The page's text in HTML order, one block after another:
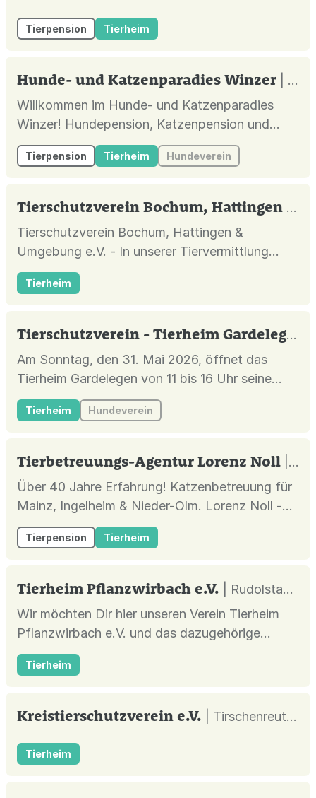
Tierpension Tierheim
Hunde- und Katzenparadies Winzer
Willkommen im Hunde- und Katzenparadies
Winzer! Hundepension, Katzenpension und
Freizeitangebote. Öffnungszeiten: Mo-Fr 9:00-
13:00, 15:00-19:00, Sa 10:00-13:00.
Tierpension Tierheim Hundeverein
Tierschutzverein Bochum, Hattingen und Umg.
Tierschutzverein Bochum, Hattingen &
Umgebung e.V. - In unserer Tiervermittlung
stellen wir Ihnen unsere Tiere vor, für die wir ein
gutes, neues Zuhause suchen.
Tierheim
Tierschutzverein - Tierheim Gardelegen e.V.
Am Sonntag, den 31. Mai 2026, öffnet das
Tierheim Gardelegen von 11 bis 16 Uhr seine
Türen und lädt alle Tierfreundinnen und
Tierfreunde herzlich ein, einen Blick hinter die
Führungen durch das Tierheim, informative
Infostände rund um Tier- und Artensc...
Tierheim Hundeverein
Tierbetreuungs-Agentur Lorenz Noll
Über 40 Jahre Erfahrung! Katzenbetreuung für
Mainz, Ingelheim & Nieder-Olm. Lorenz Noll -
Dein Katzensitter!
Tierpension Tierheim
Tierheim Pflanzwirbach e.V.
| Rudolstadt |
Wir möchten Dir hier unseren Verein Tierheim
Pflanzwirbach e.V. und das dazugehörige
Tierheim vorstellen. Hier leben Tiere, die ein
liebevolles Zuhause suchen.
Tierheim
Kreistierschutzverein e.V. | Tirschenreuth |
Tierheim